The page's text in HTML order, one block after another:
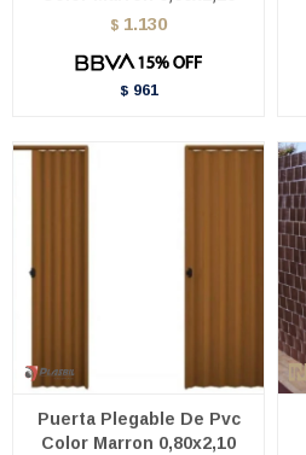
$ 1.130
$ 961
Puerta Plegable De Pvc
Color Marron 0,80x2,10